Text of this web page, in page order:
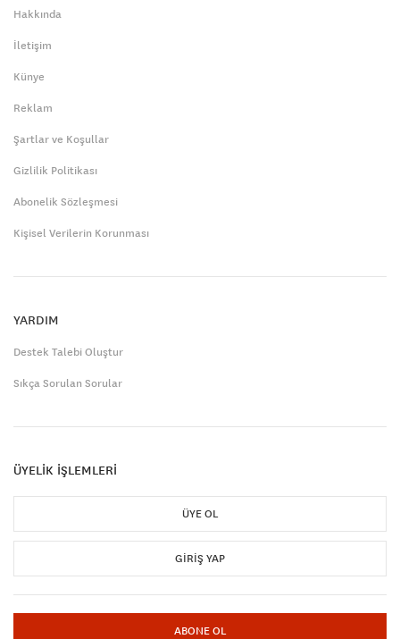
Hakkında
İletişim
Künye
Reklam
Şartlar ve Koşullar
Gizlilik Politikası
Abonelik Sözleşmesi
Kişisel Verilerin Korunması
YARDIM
Destek Talebi Oluştur
Sıkça Sorulan Sorular
ÜYELİK İŞLEMLERİ
ÜYE OL
GIRIŞ YAP
ABONE OL